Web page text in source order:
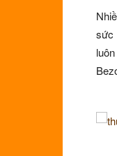
sức